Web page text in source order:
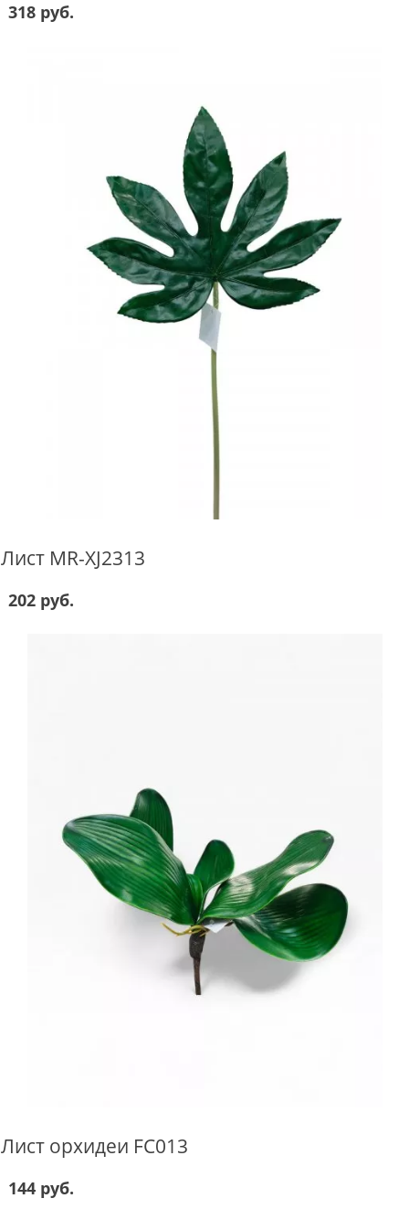
318 руб.
Лист MR-XJ2313
202 руб.
Лист орхидеи FC013
144 руб.